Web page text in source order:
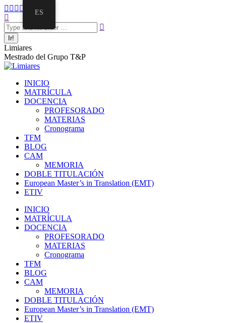
Saltar
al
contenido
Facebook
opens
in
new
window
Twitter
opens
in
new
window
Mail
opens
in
window
Instagram
page
in
window
Linkedin
page
in
window
Buscar:
Limiares
Mestrado del Grupo T&P
INICIO
MATRÍCULA
DOCENCIA
PROFESORADO
MATERIAS
Cronograma
TFM
BLOG
CAM
MEMORIA
DOBLE TITULACIÓN
European Master’s in Translation (EMT)
ETIV
INICIO
MATRÍCULA
DOCENCIA
PROFESORADO
MATERIAS
Cronograma
TFM
BLOG
CAM
MEMORIA
DOBLE TITULACIÓN
European Master’s in Translation (EMT)
ETIV
ES